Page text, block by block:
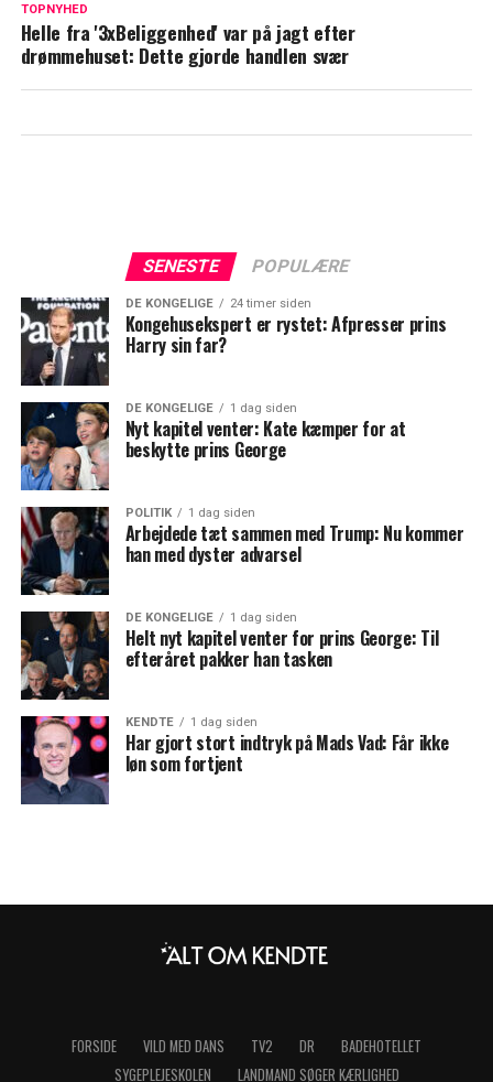
TOPNYHED
Helle fra '3xBeliggenhed' var på jagt efter
drømmehuset: Dette gjorde handlen svær
SENESTE POPULÆRE
DE KONGELIGE 24 timer siden
Kongehusekspert er rystet: Afpresser prins
Harry sin far?
DE KONGELIGE 1 dag siden
Nyt kapitel venter: Kate kæmper for at
beskytte prins George
POLITIK 1 dag siden
Arbejdede tæt sammen med Trump: Nu kommer
han med dyster advarsel
DE KONGELIGE 1 dag siden
Helt nyt kapitel venter for prins George: Til
efteråret pakker han tasken
KENDTE 1 dag siden
Har gjort stort indtryk på Mads Vad: Får ikke
løn som fortjent
FORSIDE VILD MED DANS TV2 DR
BADEHOTELLET
SYGEPLEJESKOLEN
LANDMAND SØGER KÆRLIGHED